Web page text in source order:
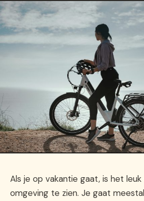
Als je op vakantie gaat, is het
omgeving te zien. Je gaat